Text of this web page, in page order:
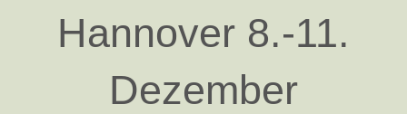
Hannover 8.-11.
Dezember